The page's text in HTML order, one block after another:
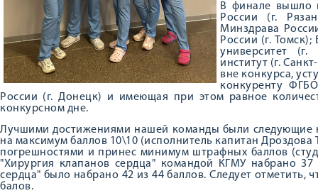
В финале вышло
России (г.
Минздрава
России (г.
университет
институт (г.
вне конкурса,
конкуренту
России (г. Донецк) и имеющая при этом равное
конкурсном дне.
Лучшими достижениями нашей команды были следующие
на максимум баллов 10\10 (исполнитель капитан
погрешностями и принес минимум штрафных баллов
"Хирургия клапанов сердца" командой КГМУ набрано
сердца" было набрано 42 из 44 баллов. Следует
балов.